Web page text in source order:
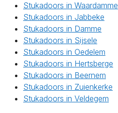
Stukadoors in Waardamme
Stukadoors in Jabbeke
Stukadoors in Damme
Stukadoors in Sijsele
Stukadoors in Oedelem
Stukadoors in Hertsberge
Stukadoors in Beernem
Stukadoors in Zuienkerke
Stukadoors in Veldegem